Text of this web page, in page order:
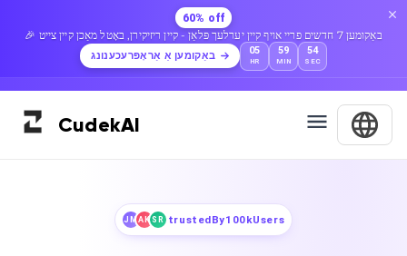
60% off
🎉 באַקומען 7 חדשים פריי אויף קיין יערלעך פּלאַן - קיין ריזיקירן, באָטל מאַכן קיין צייט
באַקומען אַ אַראָפּרעכענונג 05
HR
59
MIN
52
SEC
CudekAI
JMAKSR trustedBy100kUsers